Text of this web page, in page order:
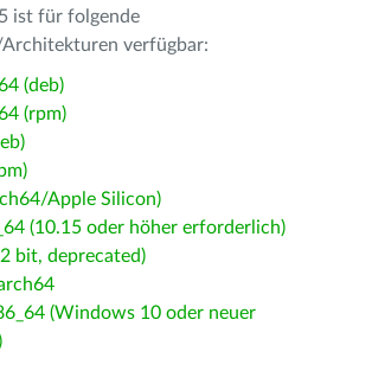
ist für folgende
Architekturen verfügbar:
(deb)
(rpm)
Apple Silicon)
(10.15 oder höher erforderlich)
bit, deprecated)
(Windows 10 oder neuer